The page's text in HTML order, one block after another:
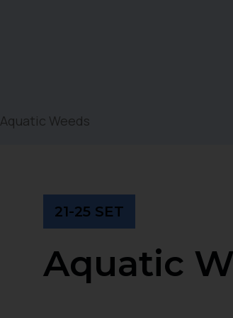
Aquatic Weeds
21-25 SET
Aquatic